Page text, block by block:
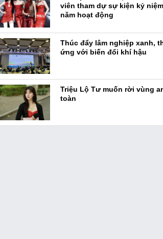
viên tham dự sự kiện kỷ
năm hoạt động
Thúc đẩy lâm nghiệp xanh,
ứng với biến đổi khí hậu
Triệu Lộ Tư muốn rời vùng
toàn